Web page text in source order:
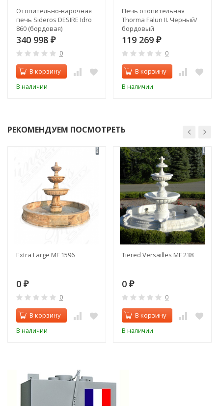
Отопительно-варочная
печь Sideros DESIRE Idro
860 (бордовая)
340 998 ₽
0
В корзину
В наличии
Печь отопительная
Thorma Falun II. Черный/
бордовый
119 269 ₽
0
В корзину
В наличии
РЕКОМЕНДУЕМ ПОСМОТРЕТЬ
Extra Large MF 1596
0 ₽
0
В корзину
В наличии
Tiered Versailles MF 238
0 ₽
0
В корзину
В наличии